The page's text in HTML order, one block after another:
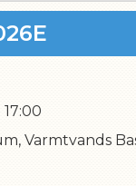
17:00
Varmtvands